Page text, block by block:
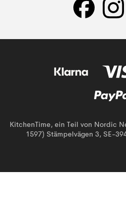
KitchenTime, ein Teil von Nordic
1597) Stämpelvägen 3, SE-